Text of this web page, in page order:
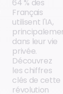
64 % des
Français
utilisent l'IA,
dans leur vie
privée.
Découvrez
les chiffres
clés de cette
révolution